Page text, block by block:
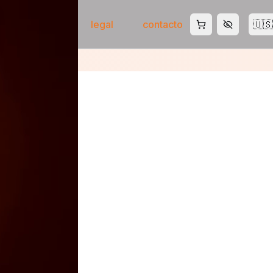
legal contacto 🇺🇸